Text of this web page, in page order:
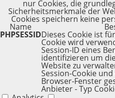
nur Cookies, die
Sicherheitsmerkmale der
Cookies speichern keine
Name
PHPSESSIDDieses Cookie ist
Cookie wird
Session-ID eines
identifizieren um
Website zu
Session-Cookie
Browser-Fenster
Anbieter-Typ